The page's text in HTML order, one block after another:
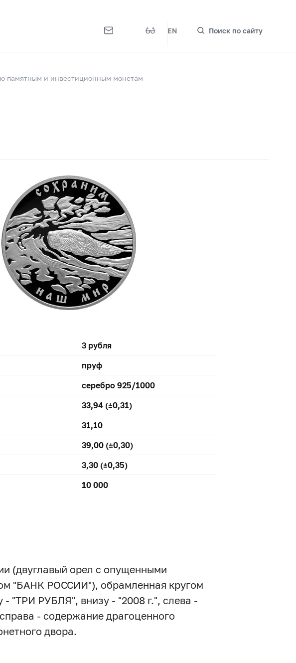
EN Поиск по сайту
памятным и инвестиционным монетам
3 рубля
пруф
серебро 925/1000
33,94 (±0,31)
31,10
39,00 (±0,30)
3,30 (±0,35)
10 000
(двуглавый орел с опущенными
"БАНК РОССИИ"), обрамленная кругом
- "ТРИ РУБЛЯ", внизу - "2008 г.", слева -
- содержание драгоценного
двора.